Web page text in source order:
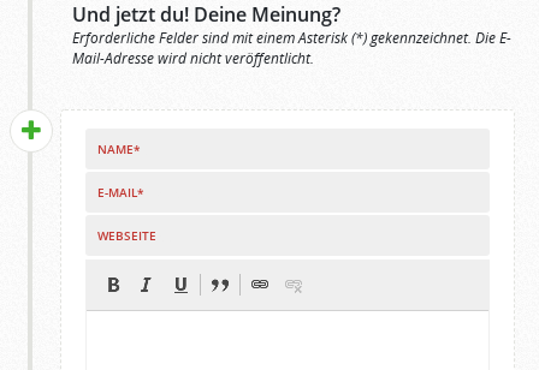
Und jetzt du! Deine Meinung?
Erforderliche Felder sind mit einem Asterisk (*) gekennzeichnet. Die E-
Mail-Adresse wird nicht veröffentlicht.
NAME*
E-MAIL*
WEBSEITE